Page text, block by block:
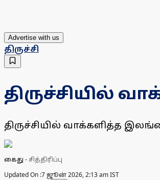
Advertise with us
திருச்சி
திருச்சியில்
திருச்சியில் வாக்களித்த
கைது - சித்திரிப்பு
Updated On :7 ஜூன் 2026, 2:13 am IST